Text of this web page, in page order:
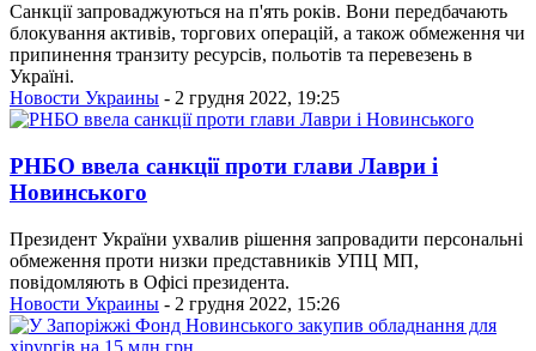
Санкції запроваджуються на п'ять років. Вони передбачають
блокування активів, торгових операцій, а також обмеження чи
припинення транзиту ресурсів, польотів та перевезень в
Україні.
Новости Украины - 2 грудня 2022, 19:25
РНБО ввела санкції проти глави Лаври і
Новинського
Президент України ухвалив рішення запровадити персональні
обмеження проти низки представників УПЦ МП,
повідомляють в Офісі президента.
Новости Украины - 2 грудня 2022, 15:26